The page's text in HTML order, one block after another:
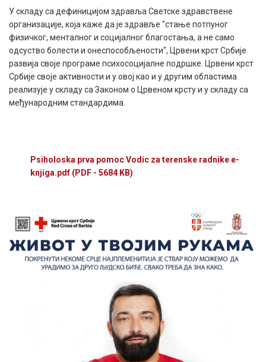
У складу са дефиницијом здравља Светске здравствене
организације, која каже да је здравље "стање потпуног
физичког, менталног и социјалног благостања, а не само
одсуство болести и онеспособљености", Црвени крст Србије
развија своје програме психосоцијалне подршке. Црвени крст
Србије своје активности и у овој као и у другим областима
реализује у складу са Законом о Црвеном крсту и у складу са
међународним стандардима.
Psiholoska prva pomoc Vodic za terenske radnike e-
knjiga.pdf (PDF - 5684 KB)